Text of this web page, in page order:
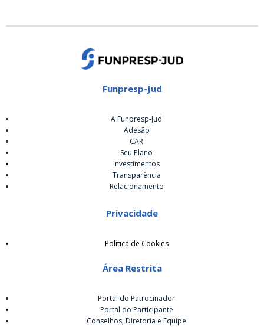
Funpresp-Jud
A Funpresp-Jud
Adesão
CAR
Seu Plano
Investimentos
Transparência
Relacionamento
Privacidade
Política de Cookies
Área Restrita
Portal do Patrocinador
Portal do Participante
Conselhos, Diretoria e Equipe